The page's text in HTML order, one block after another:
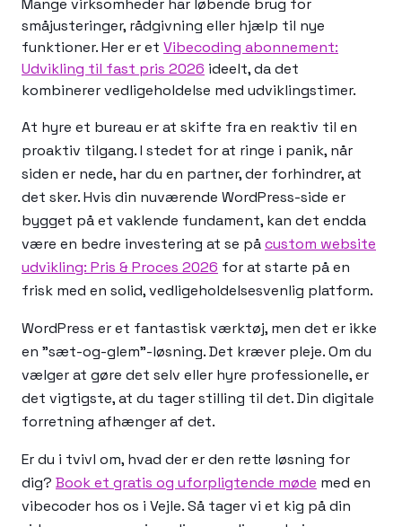
Mange virksomheder har løbende brug for
småjusteringer, rådgivning eller hjælp til nye
funktioner. Her er et Vibecoding abonnement:
Udvikling til fast pris 2026 ideelt, da det
kombinerer vedligeholdelse med udviklingstimer.
At hyre et bureau er at skifte fra en reaktiv til en
proaktiv tilgang. I stedet for at ringe i panik, når
siden er nede, har du en partner, der forhindrer, at
det sker. Hvis din nuværende WordPress-side er
bygget på et vaklende fundament, kan det endda
være en bedre investering at se påcustom website
udvikling: Pris & Proces 2026 for at starte på en
frisk med en solid, vedligeholdelsesvenlig platform.
WordPress er et fantastisk værktøj, men det er ikke
en "sæt-og-glem"-løsning. Det kræver pleje. Om du
vælger at gøre det selv eller hyre professionelle, er
det vigtigste, at du tager stilling til det. Din digitale
forretning afhænger af det.
Er du i tvivl om, hvad der er den rette løsning for
dig? Book et gratis og uforpligtende møde med en
vibecoder hos os i Vejle. Så tager vi et kig på din